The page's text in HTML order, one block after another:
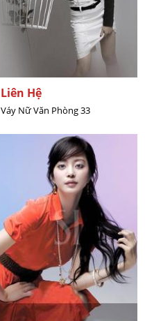
Liên Hệ
Váy Nữ Văn Phòng 33